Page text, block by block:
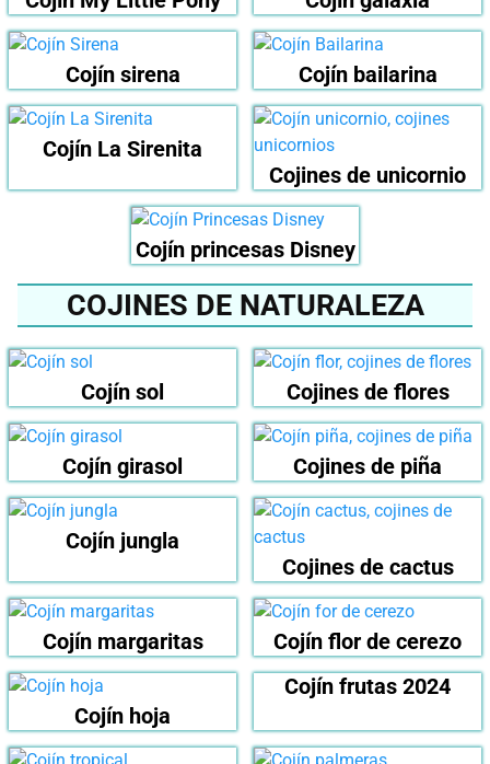
Cojín sirena Cojín bailarina
Cojín La Sirenita
Cojines de unicornio
Cojín princesas Disney
COJINES DE NATURALEZA
Cojín sol Cojines de flores
Cojín girasol Cojines de piña
Cojín jungla
Cojines de cactus
Cojín margaritas Cojín flor de cerezo
Cojín hoja
Cojín frutas 2024